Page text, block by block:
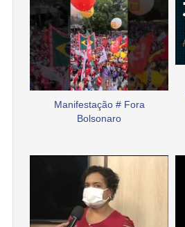
Manifestação # Fora
Bolsonaro